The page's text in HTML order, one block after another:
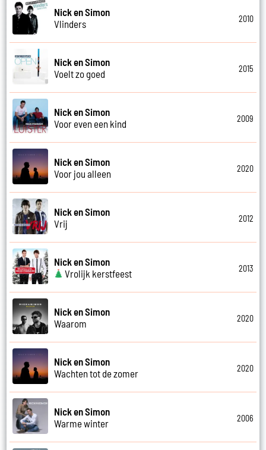
Nick en Simon
Vlinders
2010
Nick en Simon
Voelt zo goed
2015
Nick en Simon
Voor even een kind
2009
Nick en Simon
Voor jou alleen
2020
Nick en Simon
Vrij
2012
Nick en Simon
Vrolijk kerstfeest
2013
Nick en Simon
Waarom
2020
Nick en Simon
Wachten tot de zomer
2020
Nick en Simon
Warme winter
2006